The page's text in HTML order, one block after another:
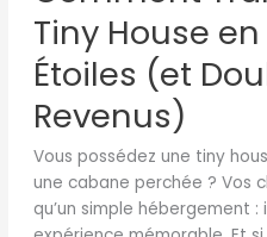
Tiny House
Étoiles (et
Revenus)
Vous possédez une tiny
une cabane perchée ? Vos
qu’un simple hébergement
votre
House
en
Expérience
Étoiles
(et
Doubler